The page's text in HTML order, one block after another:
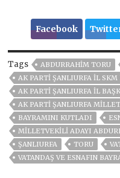
Facebook
Tags ABDURRAHIM TORU
AK PARTİ ŞANLIURFA İL
AK PARTI ŞANLIURFA İL
AK PARTI ŞANLIURFA
BAYRAMINI KUTLADI
MILLETVEKILI ADAYI
ŞANLIURFA
TORU
VATANDAŞ VE ESNAFIN